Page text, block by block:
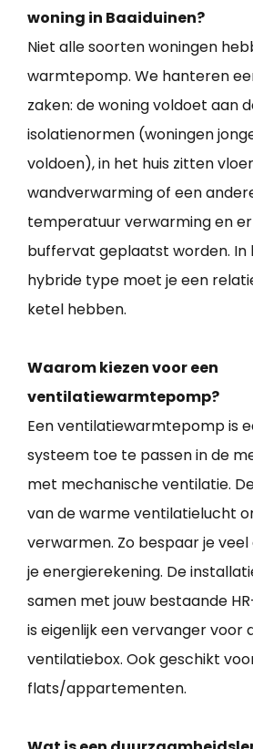
woning in Baaiduinen?
Niet alle soorten woningen
warmtepomp. We hanteren
zaken: de woning voldoet aan
isolatienormen (woningen
voldoen), in het huis zitten
wandverwarming of een
temperatuur verwarming en
buffervat geplaatst worden. In
hybride type moet je een
ketel hebben.
Waarom kiezen voor een
ventilatiewarmtepomp?
Een ventilatiewarmtepomp is
systeem toe te passen in de
met mechanische ventilatie.
van de warme ventilatielucht
verwarmen. Zo bespaar je
je energierekening. De
samen met jouw bestaande
is eigenlijk een vervanger voor
ventilatiebox. Ook geschikt
flats/appartementen.